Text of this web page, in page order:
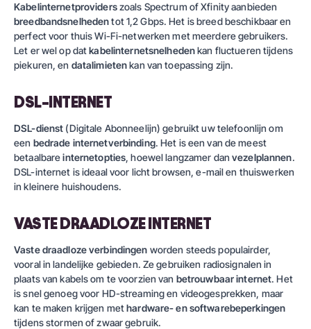
Kabelinternetproviderszoals Spectrum of Xfinity aanbieden
breedbandsnelhedentot 1,2 Gbps. Het is breed beschikbaar en
perfect voor thuis Wi-Fi-netwerken met meerdere gebruikers.
Let er wel op datkabelinternetsnelhedenkan fluctueren tijdens
piekuren, en datalimietenkan van toepassing zijn.
DSL-INTERNET
DSL-dienst (Digitale Abonneelijn) gebruikt uw telefoonlijn om
een bedrade internetverbinding. Het is een van de meest
betaalbareinternetopties, hoewel langzamer danvezelplannen.
DSL-internet is ideaal voor licht browsen, e-mail en thuiswerken
in kleinere huishoudens.
VASTE DRAADLOZE INTERNET
Vaste draadloze verbindingen worden steeds populairder,
vooral in landelijke gebieden. Ze gebruiken radiosignalen in
plaats van kabels om te voorzien van betrouwbaar internet. Het
is snel genoeg voor HD-streaming en videogesprekken, maar
kan te maken krijgen methardware- en softwarebeperkingen
tijdens stormen of zwaar gebruik.